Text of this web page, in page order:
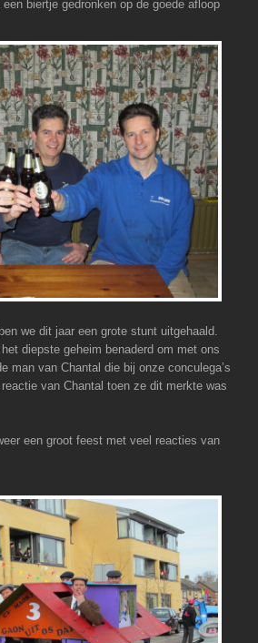
biertje gedronken op de goede afloop
we dit jaar een grote stunt uitgehaald.
diepste geheim benaderd om met ons
man van Chantal die bij onze conculega’s
van Chantal toen ze dit merkte was
een groot feest met veel reacties van